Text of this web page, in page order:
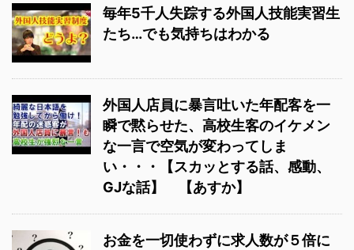
毎年5千人失踪する外国人技能実習生
たち…でも気持ちはわかる
外国人店員に暴言吐いた年配客を一
瞬で黙らせた、高校生客のイケメン
な一言で空気が変わってしま
い・・・【スカッとする話、感動、
GJな話】 【あすか】
お金を一切使わずに求人数が５倍に